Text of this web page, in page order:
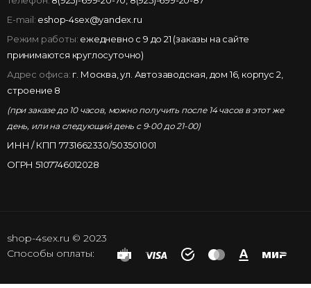
E-mail: eshop-4sex@yandex.ru
Режим работы: ежедневно с 9 до 21 (заказы на сайте
принимаются круглосуточно)
Адрес офиса: г. Москва, ул. Автозаводская, дом 16, корпус 2,
строение 8
(при заказе до 10 часов, можно получить после 14 часов в этот же
день, или на следующий день с 9-00 до 21-00)
ИНН / КПП 7731662330/503501001
ОГРН 5107746012028
shop-4sex.ru © 2023
Способы оплаты: